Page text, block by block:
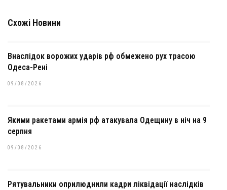
Схожі Новини
Внаслідок ворожих ударів рф обмежено рух трасою
Одеса-Рені
09/08/2026
Якими ракетами армія рф атакувала Одещину в ніч на 9
серпня
09/08/2026
Рятувальники оприлюднили кадри ліквідації наслідків